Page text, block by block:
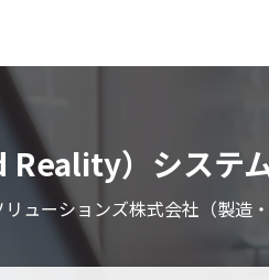
）システ
ューションズ株式会社（製造